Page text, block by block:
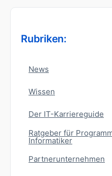
Rubriken:
News
Wissen
Der IT-Karriereguide
Ratgeber für
Informatiker
Partnerunternehmen